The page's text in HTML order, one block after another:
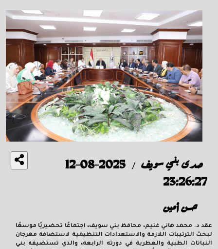
صدى بني سويف /
2025-08-12
23:26:27
حسن أمين
عقد د. محمد هاني غنيم، محافظ بني سويف، اجتماعًا تحضيريًا موسعًا
لبحث الترتيبات اللازمة والاستعدادات التنظيمية لاستضافة مهرجان
النباتات الطبية والعطرية في دورته الرابعة، والذي تستضيفه بني